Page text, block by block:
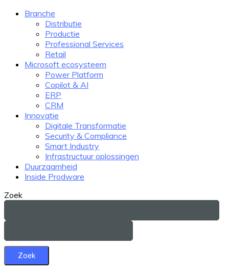
Branche
Distributie
Productie
Professional Services
Retail
Microsoft ecosysteem
Power Platform
Copilot & AI
ERP
CRM
Innovatie
Digitale Transformatie
Security & Compliance
Smart Industry
Infrastructuur oplossingen
Duurzaamheid
Inside Prodware
Zoek